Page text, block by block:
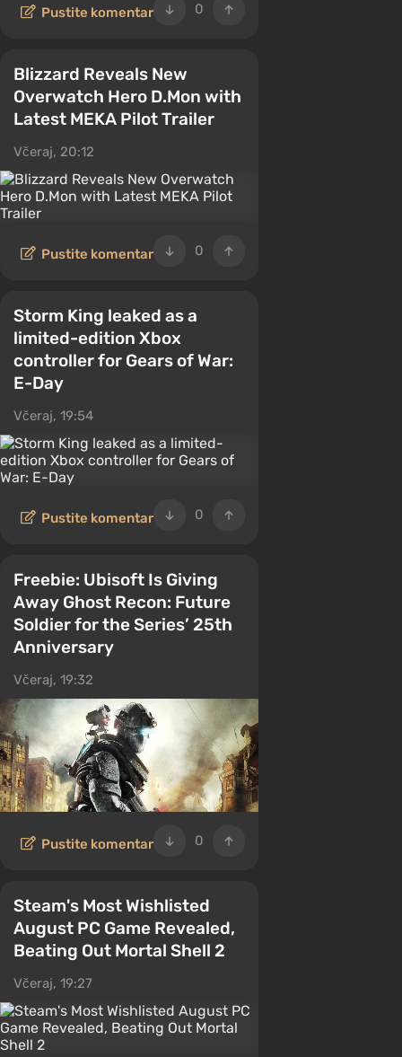
0
Pustite komentar
Blizzard Reveals New
Overwatch Hero D.Mon with
Latest MEKA Pilot Trailer
Včeraj, 20:12
0
Pustite komentar
Storm King leaked as a
limited-edition Xbox
controller for Gears of War:
E-Day
Včeraj, 19:54
0
Pustite komentar
Freebie: Ubisoft Is Giving
Away Ghost Recon: Future
Soldier for the Series’ 25th
Anniversary
Včeraj, 19:32
0
Pustite komentar
Steam's Most Wishlisted
August PC Game Revealed,
Beating Out Mortal Shell 2
Včeraj, 19:27